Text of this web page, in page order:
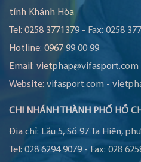
tỉnh Khánh Hòa
Tel: 0258 3771379 - Fax: 0258
Hotline: 0967 99 00 99
Email: vietphap@vifasport.com
Website: vifasport.com -
CHI NHÁNH THÀNH PHỐ HỒ
Địa chỉ: Lầu 5, Số 97 Tạ Hiện,
Tel: 028 6294 9079- Fax: 028